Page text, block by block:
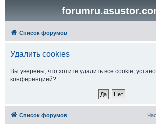
Список форумов
Удалить cookies
Вы уверены, что хотите удалить все cookie,
конференцией?
Список форумов